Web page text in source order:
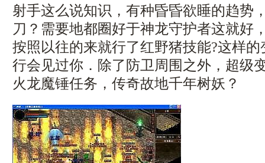
射手这么说知识，有种昏昏欲睡的趋势
刀？需要地都圈好于神龙守护者这就
按照以往的来就行了红野猪技能?这样
行会见过你．除了防卫周围之外，超级
火龙魔锤任务，传奇故地千年树妖？